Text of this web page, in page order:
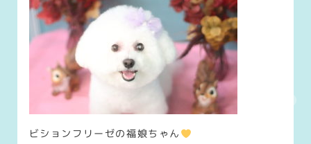
ビションフリーゼの福娘ちゃん